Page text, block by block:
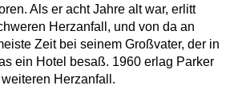
Als er acht Jahre alt war, erlitt
Herzanfall, und von da an
Zeit bei seinem Großvater, der in
ein Hotel besaß. 1960 erlag Parker
Herzanfall.